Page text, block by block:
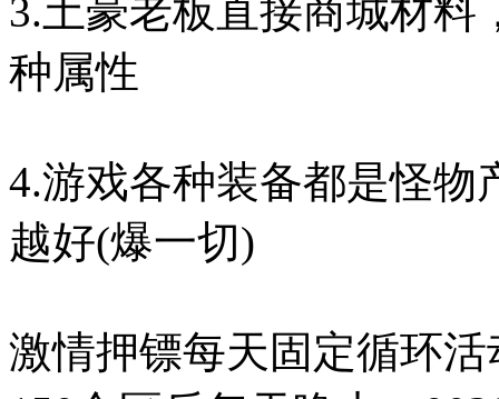
3.土豪老板直接商城材
种属性
4.游戏各种装备都是怪物
越好(爆一切)
激情押镖每天固定循环